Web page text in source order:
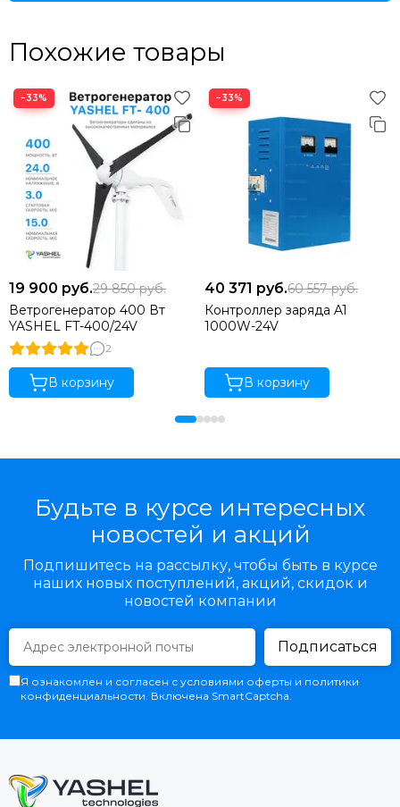
Похожие товары
−33%
19 900 руб.29 850руб.
Ветрогенератор 400 Вт
YASHEL FT-400/24V
2
В корзину
−33%
40 371 руб.60 557руб.
Контроллер заряда A1
1000W-24V
В корзину
Будьте в курсе интересных
новостей и акций
Подпишитесь на рассылку, чтобы быть в курсе
наших новых поступлений, акций, скидок и
новостей компании
Подписаться
Я ознакомлен и согласен с условиями оферты и политики
конфиденциальности. Включена SmartCaptcha.